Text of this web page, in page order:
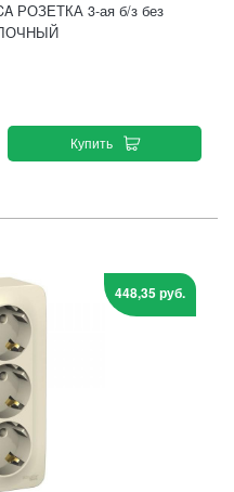
РОЗЕТКА 3-ая б/з без
Купить
448,35 руб.